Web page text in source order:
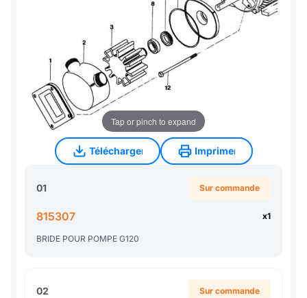
Tap or pinch to expand
Télécharger
Télécharger
Imprimer
Imprimer
01 Sur commande
815307 x1
BRIDE POUR POMPE G120
02 Sur commande